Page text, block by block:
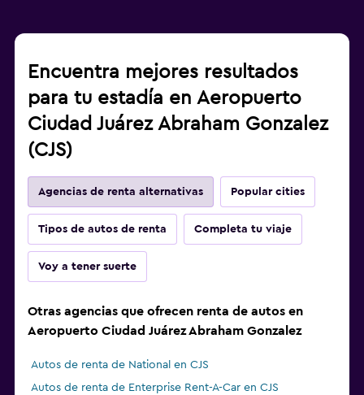
Encuentra mejores resultados
para tu estadía en Aeropuerto
Ciudad Juárez Abraham Gonzalez
(CJS)
Agencias de renta alternativas Popular cities
Tipos de autos de renta Completa tu viaje
Voy a tener suerte
Otras agencias que ofrecen renta de autos en
Aeropuerto Ciudad Juárez Abraham Gonzalez
Autos de renta de National en CJS
Autos de renta de Enterprise Rent-A-Car en CJS